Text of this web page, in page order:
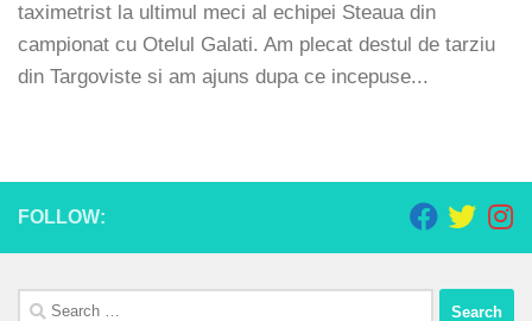
taximetrist la ultimul meci al echipei Steaua din
campionat cu Otelul Galati. Am plecat destul de tarziu
din Targoviste si am ajuns dupa ce incepuse...
FOLLOW:
Search